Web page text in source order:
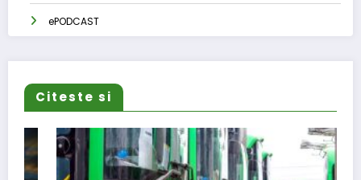
ePODCAST
Citeste si